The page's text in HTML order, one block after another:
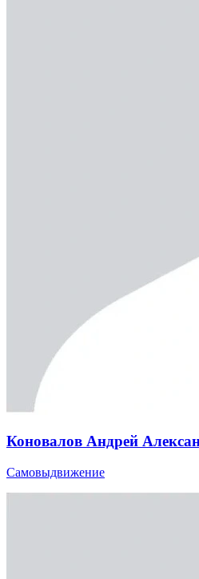
Коновалов Андрей
Самовыдвижение